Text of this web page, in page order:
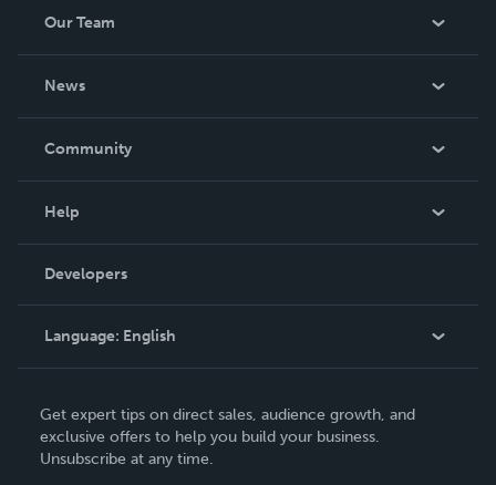
Our Team
News
In The News
Community
Podcast
Help
Order Lookup
Knowledge Base
Contact Support
Developers
Language: English
Deutsch
Français
Get expert tips on direct sales, audience growth, and
exclusive offers to help you build your business.
Unsubscribe at any time.